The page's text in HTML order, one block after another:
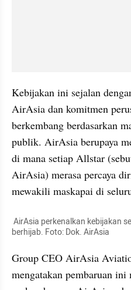
Kebijakan ini sejalan
AirAsia dan komitmen
berkembang berdasarkan
publik. AirAsia berupaya
di mana setiap Allstar
AirAsia) merasa percaya
mewakili maskapai di
berhijab. Foto: Dok. AirAsia
Group CEO AirAsia
mengatakan pembaruan ini